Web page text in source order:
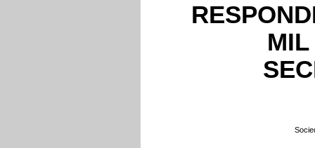
MIL